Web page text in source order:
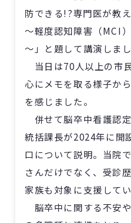
防できる!?専門医が教
～軽度認知障害（MCI
～」と題して講演しまし
当日は70人以上の市
心にメモを取る様子か
を感じました。
併せて脳卒中看護認
統括課長が2024年に開
口について説明。当院
さんだけでなく、受診
家族も対象に支援してい
脳卒中に関する不安